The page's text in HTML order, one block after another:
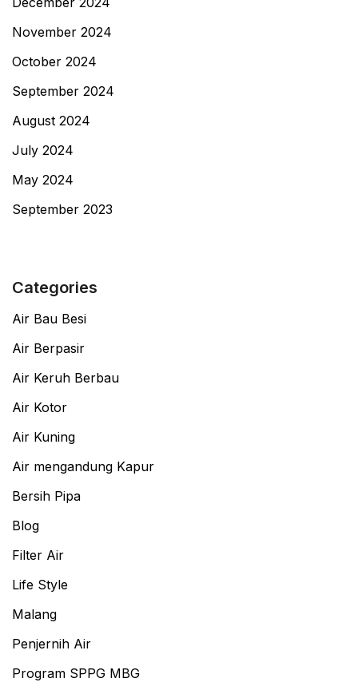
November 2024
October 2024
September 2024
August 2024
July 2024
May 2024
September 2023
Categories
Air Bau Besi
Air Berpasir
Air Keruh Berbau
Air Kotor
Air Kuning
Air mengandung Kapur
Bersih Pipa
Blog
Filter Air
Life Style
Malang
Penjernih Air
Program SPPG MBG